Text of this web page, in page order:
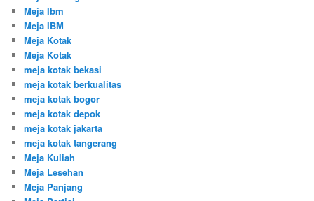
Meja Ibm
Meja IBM
Meja Kotak
Meja Kotak
meja kotak bekasi
meja kotak berkualitas
meja kotak bogor
meja kotak depok
meja kotak jakarta
meja kotak tangerang
Meja Kuliah
Meja Lesehan
Meja Panjang